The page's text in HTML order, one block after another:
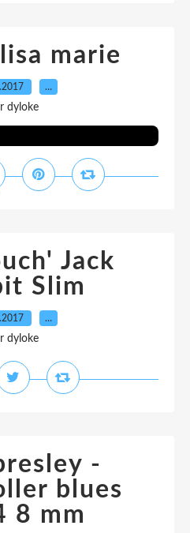
marie
…
dyloke
Jack
Slim
…
dyloke
-
blues
8 mm